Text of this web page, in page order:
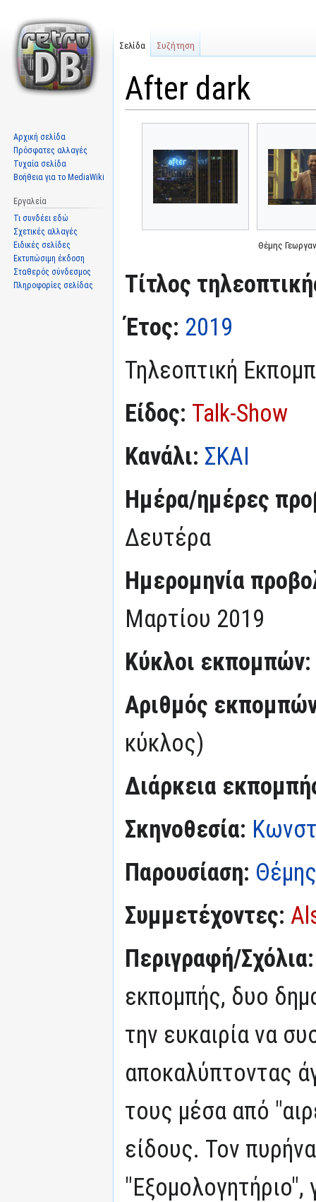
After dark
πλοήγηση
αναζήτηση
Θέμης
Τίτλος
Έτος: 2019
Τηλεοπτική
Είδος: Talk-Show
Κανάλι: ΣΚΑΙ
Ημέρα/ημέρες
Δευτέρα
Ημερομηνία
Μαρτίου 2019
Κύκλοι εκπομπών:
Αριθμός
κύκλος)
Διάρκεια
Σκηνοθεσία:
Παρουσίαση:
Συμμετέχοντες:
Περιγραφή/
εκπομπής, δυο
την ευκαιρία να
αποκαλύπτοντας
τους μέσα από
είδους. Τον
Σελίδα Συζήτηση
Αρχική σελίδα
Πρόσφατες αλλαγές
Τυχαία σελίδα
Βοήθεια για το MediaWiki
Εργαλεία
Τι συνδέει εδώ
Σχετικές αλλαγές
Ειδικές σελίδες
Εκτυπώσιμη έκδοση
Σταθερός σύνδεσμος
Πληροφορίες σελίδας